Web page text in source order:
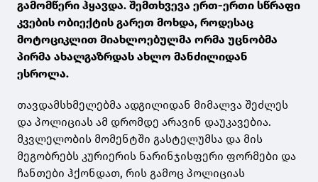
გამომწერი ჰყავდა. შემთხვევა ერთ-ერთი სწრაფი
კვების ობიექტის გარეთ მოხდა, როდესაც
მოტოციკლით მიახლოებულმა ორმა უცნობმა
პირმა ახალგაზრდას ახლო მანძილიდან
ესროლა.
თავდამსხმელებმა ადგილიდან მიმალვა შეძლეს
და პოლიციას ამ დრომდე არავინ დაუკავებია.
მკვლელობის მომენტში გასტელუმსა და მის
მეგობრებს კურიერის ნარინჯისფერი ფორმები და
ჩანთები ჰქონდათ, რის გამოც პოლიციას